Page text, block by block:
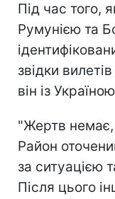
Під час того,
Румунією та
звідки
він із
"Жертв немає,
Район
за ситуацією
Після цього